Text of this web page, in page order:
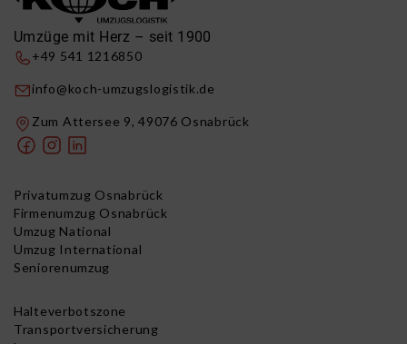
Umzüge mit Herz – seit 1900
+49 541 1216850
info@koch-umzugslogistik.de
Zum Attersee 9, 49076 Osnabrück
Privatumzug Osnabrück
Firmenumzug Osnabrück
Umzug National
Umzug International
Seniorenumzug
Halteverbotszone
Transportversicherung